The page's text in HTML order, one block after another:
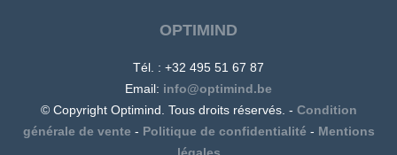
OPTIMIND
Tél. : +32 495 51 67 87
Email: info@optimind.be
© Copyright Optimind. Tous droits réservés. - Condition
générale de vente - Politique de confidentialité - Mentions